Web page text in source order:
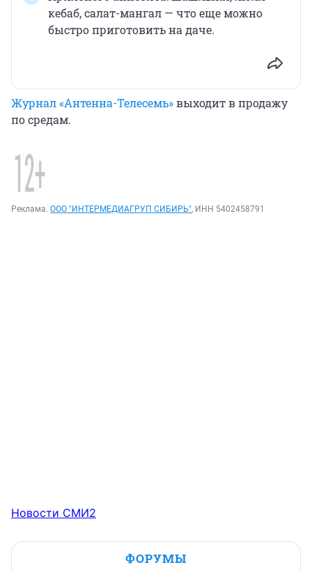
кебаб, салат-мангал — что еще можно
быстро приготовить на даче.
Журнал «Антенна-Телесемь»выходит в продажу
по средам.
Реклама. ООО "ИНТЕРМЕДИАГРУП СИБИРЬ", ИНН 5402458791
Новости СМИ2
ФОРУМЫ